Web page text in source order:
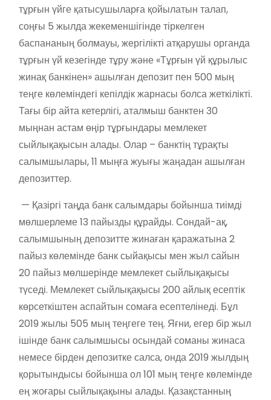
тұрғын үйге қатысушыларға қойылатын талап,
соңғы 5 жылда жекеменшігінде тіркелген
баспананың болмауы, жергілікті атқарушы органда
тұрғын үй кезегінде тұру және «Тұрғын үй құрылыс
жинақ банкінен» ашылған депозит пен 500 мың
теңге көлеміндегі кепілдік жарнасы болса жеткілікті.
Тағы бір айта кетерлігі, аталмыш банктен 30
мыңнан астам өңір тұрғындары мемлекет
сыйлықақысын алады. Олар – банктің тұрақты
салымшылары, 11 мыңға жуығы жаңадан ашылған
депозиттер.
— Қазіргі таңда банк салымдары бойынша тиімді
мөлшерлеме 13 пайызды құрайды. Сондай-ақ,
салымшының депозитте жинаған қаражатына 2
пайыз көлемінде банк сыйақысы мен жыл сайын
20 пайыз мөлшерінде мемлекет сыйлықақысы
түседі. Мемлекет сыйлықақысы 200 айлық есептік
көрсеткіштен аспайтын сомаға есептелінеді. Бұл
2019 жылы 505 мың теңгеге тең. Яғни, егер бір жыл
ішінде банк салымшысы осындай соманы жинаса
немесе бірден депозитке салса, онда 2019 жылдың
қорытындысы бойынша ол 101 мың теңге көлемінде
ең жоғары сыйлықақыны алады. Қазақстанның